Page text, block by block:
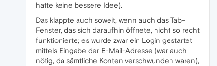
hatte keine bessere Idee).
Das klappte auch soweit, wenn auch das Tab-
Fenster, das sich daraufhin öffnete, nicht so recht
funktionierte; es wurde zwar ein Login gestartet
mittels Eingabe der E-Mail-Adresse (war auch
nötig, da sämtliche Konten verschwunden waren),